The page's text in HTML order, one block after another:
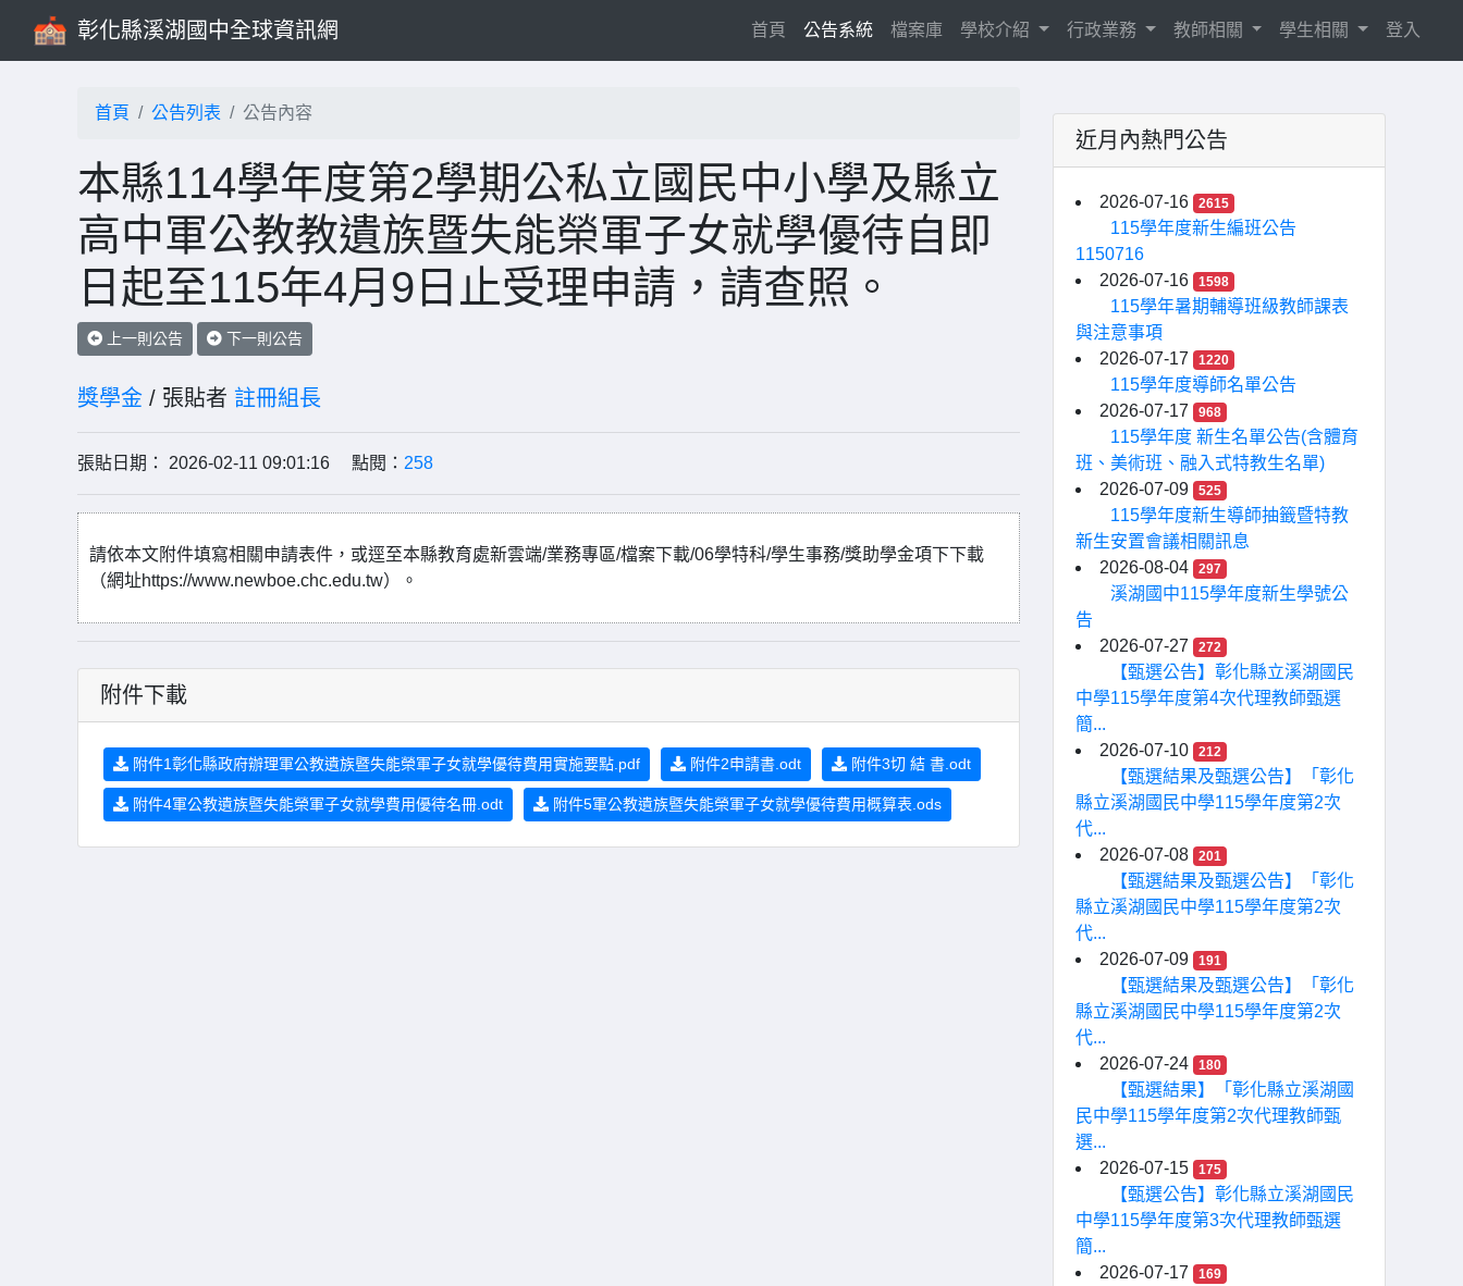
彰化縣溪湖國中全球資訊網 首頁 (current)
公告系統 檔案庫 學校介紹 行政業務 教師相關 學生相關 登入
首頁 公告列表 公告內容
本縣114學年度第2學期公私立國民中小學及縣立
高中軍公教教遺族暨失能榮軍子女就學優待自即
日起至115年4月9日止受理申請，請查照。
上一則公告 下一則公告
獎學金 / 張貼者 註冊組長
張貼日期： 2026-02-11 09:01:16 點閱： 258
請依本文附件填寫相關申請表件，或逕至本縣教育處新雲端/業務專區/檔案下載/06學特科/學生事務/獎助學金項下下載
（網址https://www.newboe.chc.edu.tw）。
附件下載
附件1彰化縣政府辦理軍公教遺族暨失能榮軍子女就學優待費用實施要點.pdf 附件2申請書.odt 附件3切 結 書.odt
附件4軍公教遺族暨失能榮軍子女就學費用優待名冊.odt 附件5軍公教遺族暨失能榮軍子女就學優待費用概算表.ods
近月內熱門公告
2026-07-16 2615
115學年度新生編班公告
1150716
2026-07-16
1598
115學年暑期輔導班級教師課表
與注意事項
2026-07-17
1220
115學年度導師名單公告
2026-07-17
968
115學年度 新生名單公告(含體育
班、美術班、融入式特教生名單)
2026-07-09
525
115學年度新生導師抽籤暨特教
新生安置會議相關訊息
2026-08-04
297
溪湖國中115學年度新生學號公
告
2026-07-27
272
【甄選公告】彰化縣立溪湖國民
中學115學年度第4次代理教師甄選
簡...
2026-07-10
212
【甄選結果及甄選公告】「彰化
縣立溪湖國民中學115學年度第2次
代...
2026-07-08
201
【甄選結果及甄選公告】「彰化
縣立溪湖國民中學115學年度第2次
代...
2026-07-09
191
【甄選結果及甄選公告】「彰化
縣立溪湖國民中學115學年度第2次
代...
2026-07-24
180
【甄選結果】「彰化縣立溪湖國
民中學115學年度第2次代理教師甄
選...
2026-07-15
175
【甄選公告】彰化縣立溪湖國民
中學115學年度第3次代理教師甄選
簡...
2026-07-17
169